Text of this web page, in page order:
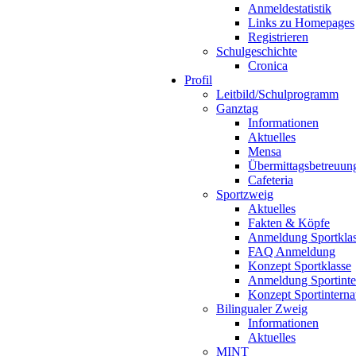
Anmeldestatistik
Links zu Homepages
Registrieren
Schulgeschichte
Cronica
Profil
Leitbild/Schulprogramm
Ganztag
Informationen
Aktuelles
Mensa
Cafeteria
Sportzweig
Aktuelles
Fakten & Köpfe
Anmeldung
FAQ Anmeldung
Konzept Sportklasse
Anmeldung
Konzept
Bilingualer Zweig
Informationen
Aktuelles
MINT